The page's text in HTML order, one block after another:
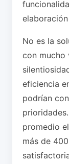
No es la
con mucho
eficiencia
podrían
promedio
más de